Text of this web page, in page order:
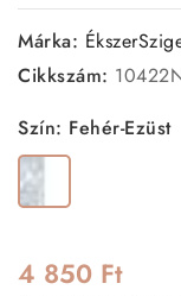
Márka:
Cikkszám:
Szín: Fehér-Ezüst
Fehér-
Ezüst
4 850 Ft